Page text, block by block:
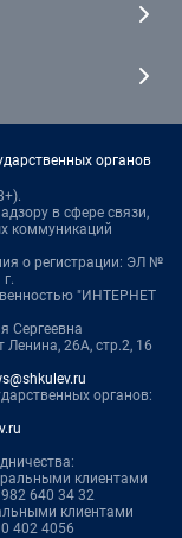
органов
в сфере связи,
коммуникаций
о регистрации: ЭЛ №
"ИНТЕРНЕТ
Сергеевна
Ленина, 26А, стр.2, 16
органов:
клиентами
640 34 32
клиентами
402 4056